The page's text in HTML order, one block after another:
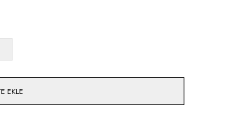
EKLE